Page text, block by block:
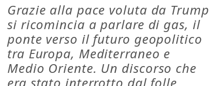
Grazie alla pace voluta da Trump
si ricomincia a parlare di gas, il
ponte verso il futuro geopolitico
tra Europa, Mediterraneo e
Medio Oriente. Un discorso che
era stato interrotto dal folle